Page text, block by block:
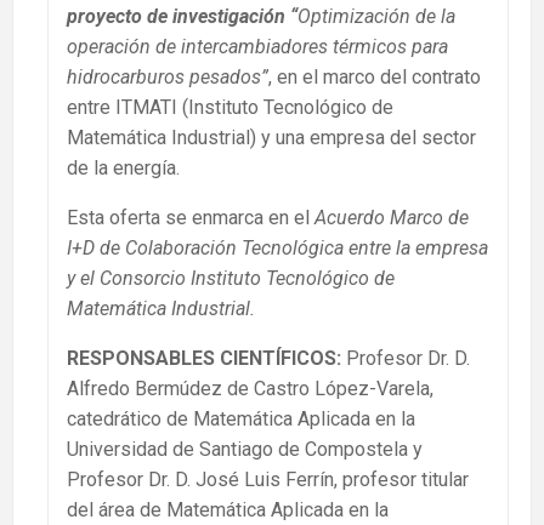
proyecto de investigación “Optimización de la
operación de intercambiadores térmicos para
hidrocarburos pesados”, en el marco del contrato
entre ITMATI (Instituto Tecnológico de
Matemática Industrial) y una empresa del sector
de la energía.
Esta oferta se enmarca en elAcuerdo Marco de
I+D de Colaboración Tecnológica entre la empresa
y el Consorcio Instituto Tecnológico de
Matemática Industrial.
RESPONSABLES CIENTÍFICOS: Profesor Dr. D.
Alfredo Bermúdez de Castro López-Varela,
catedrático de Matemática Aplicada en la
Universidad de Santiago de Compostela y
Profesor Dr. D. José Luis Ferrín, profesor titular
del área de Matemática Aplicada en la